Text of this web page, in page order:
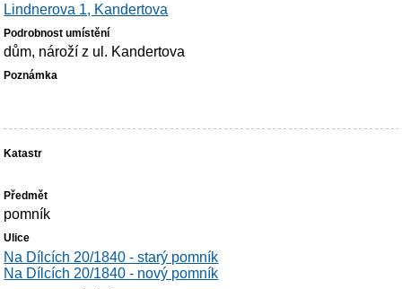
Lindnerova 1, Kandertova
dům, nároží z ul. Kandertova
pomník
Na Dílcích 20/1840 - starý pomník
Na Dílcích 20/1840 - nový pomník